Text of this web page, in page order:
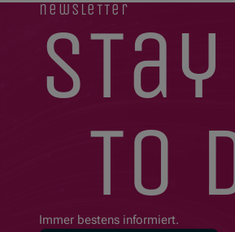
newsletter
to
Immer bestens informiert.